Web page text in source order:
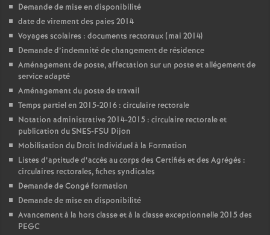
Demande de mise en disponibilité
date de virement des paies 2014
Voyages scolaires : documents rectoraux (mai 2014)
Demande d’indemnité de changement de résidence
Aménagement de poste, affectation sur un poste et allégement de
service adapté
Aménagement du poste de travail
Temps partiel en 2015-2016 : circulaire rectorale
Notation administrative 2014-2015 : circulaire rectorale et
publication du SNES-FSU Dijon
Mobilisation du Droit Individuel à la Formation
Listes d’aptitude d’accès au corps des Certifiés et des Agrégés :
circulaires rectorales, fiches syndicales
Demande de Congé formation
Demande de mise en disponibilité
Avancement à la hors classe et à la classe exceptionnelle 2015 des
PEGC